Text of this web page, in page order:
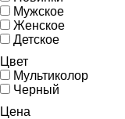
Мужское
Женское
Детское
Цвет
Мультиколор
Черный
Цена